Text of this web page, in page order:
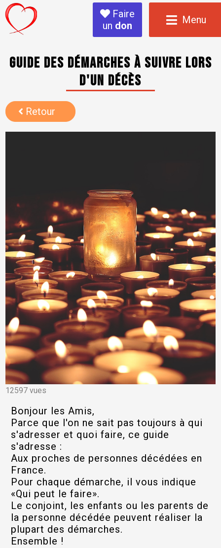
Faire
un don Menu
Guide des démarches à suivre lors
d'un décès
Retour
12597 vues
Bonjour les Amis,
Parce que l'on ne sait pas toujours à qui
s'adresser et quoi faire, ce guide
s'adresse :
Aux proches de personnes décédées en
France.
Pour chaque démarche, il vous indique
«Qui peut le faire».
Le conjoint, les enfants ou les parents de
la personne décédée peuvent réaliser la
plupart des démarches.
Ensemble !